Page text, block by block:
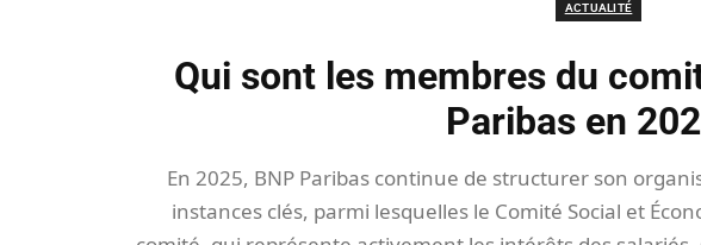
ACTUALITÉ
Qui sont les membres du
Paribas en
En 2025, BNP Paribas continue de structurer son
instances clés, parmi lesquelles le Comité Social et